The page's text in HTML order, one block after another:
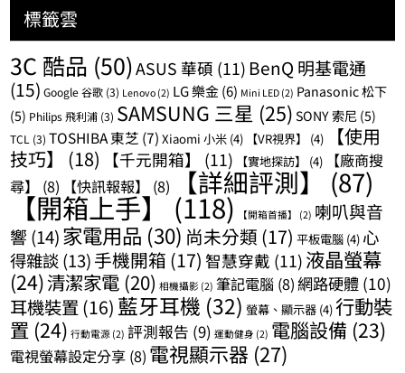
標籤雲
3C 酷品 (50)ASUS 華碩 (11) BenQ 明基電通
(15) Google 谷歌 (3) Lenovo (2) LG 樂金(6) Mini LED (2) Panasonic 松下
(5) Philips 飛利浦 (3) SAMSUNG 三星 (25) SONY 索尼 (5)
TCL (3) TOSHIBA 東芝 (7) Xiaomi 小米 (4) 【VR視界】 (4)
【使用
技巧】
(18) 【千元開箱】 (11) 【實地探訪】 (4)
【廠商搜
尋】
(8) 【快訊報報】 (8) 【詳細評測】 (87)
【開箱上手】(118) 【開箱首播】 (2) 喇叭與音
響 (14)家電用品 (30) 尚未分類 (17) 平板電腦 (4) 心
得雜談 (13)手機開箱 (17) 智慧穿戴 (11) 液晶螢幕
(24)清潔家電 (20) 相機攝影 (2) 筆記電腦 (8)網路硬體 (10)
耳機裝置 (16) 藍牙耳機 (32) 螢幕、顯示器 (4)行動裝
置 (24) 行動電源 (2) 評測報告 (9) 運動健身 (2) 電腦設備 (23)
電視螢幕設定分享 (8) 電視顯示器 (27)